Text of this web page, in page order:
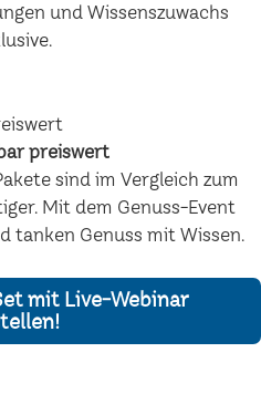
und Wissenszuwachs
preiswert
sind im Vergleich zum
Mit dem Genuss-Event
tanken Genuss mit Wissen.
mit Live-Webinar